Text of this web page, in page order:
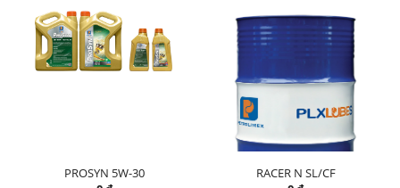
PROSYN 5W-30
RACER N SL/CF